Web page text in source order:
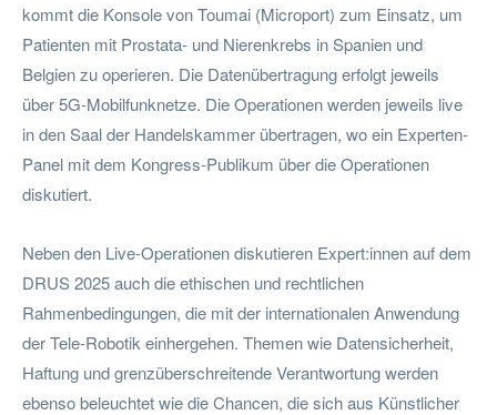
kommt die Konsole von Toumai (Microport) zum Einsatz, um
Patienten mit Prostata- und Nierenkrebs in Spanien und
Belgien zu operieren. Die Datenübertragung erfolgt jeweils
über 5G-Mobilfunknetze. Die Operationen werden jeweils live
in den Saal der Handelskammer übertragen, wo ein Experten-
Panel mit dem Kongress-Publikum über die Operationen
diskutiert.
Neben den Live-Operationen diskutieren Expert:innen auf dem
DRUS 2025 auch die ethischen und rechtlichen
Rahmenbedingungen, die mit der internationalen Anwendung
der Tele-Robotik einhergehen. Themen wie Datensicherheit,
Haftung und grenzüberschreitende Verantwortung werden
ebenso beleuchtet wie die Chancen, die sich aus Künstlicher